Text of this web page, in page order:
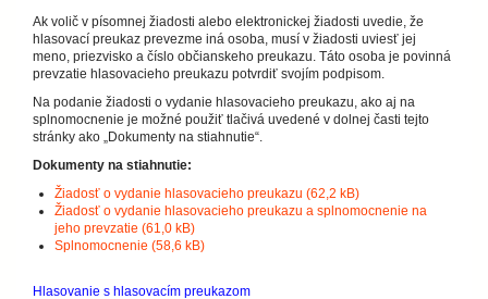
Ak volič v písomnej žiadosti alebo elektronickej žiadosti uvedie, že
hlasovací preukaz prevezme iná osoba, musí v žiadosti uviesť jej
meno, priezvisko a číslo občianskeho preukazu. Táto osoba je povinná
prevzatie hlasovacieho preukazu potvrdiť svojím podpisom.
Na podanie žiadosti o vydanie hlasovacieho preukazu, ako aj na
splnomocnenie je možné použiť tlačivá uvedené v dolnej časti tejto
stránky ako „Dokumenty na stiahnutie“.
Dokumenty na stiahnutie:
Žiadosť o vydanie hlasovacieho preukazu (62,2 kB)
Žiadosť o vydanie hlasovacieho preukazu a splnomocnenie na
jeho prevzatie (61,0 kB)
Splnomocnenie (58,6 kB)
Hlasovanie s hlasovacím preukazom